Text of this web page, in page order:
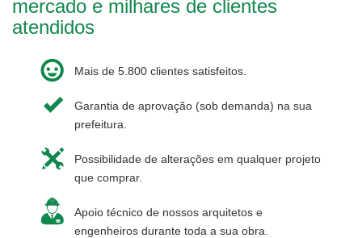
mercado e milhares de clientes
atendidos
Mais de 5.800 clientes satisfeitos.
Garantia de aprovação (sob demanda) na sua
prefeitura.
Possibilidade de alterações em qualquer projeto
que comprar.
Apoio técnico de nossos arquitetos e
engenheiros durante toda a sua obra.